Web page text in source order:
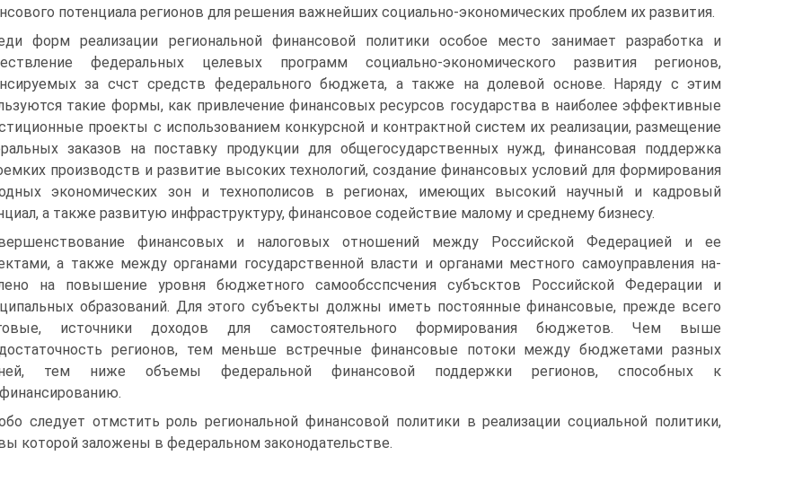
потен­циала регионов для решения важнейших социально-экономических проблем их развития.
форм реализации региональной финансовой политики особое место занимает разработка и
федеральных целевых программ социально-экономического развития регионов,
за счст средств федерального бюджета, а также на долевой основе. Наряду с этим
такие формы, как привлечение финансовых ресурсов государства в наиболее эффек­тивные
проекты с использованием конкурсной и контрактной систем их реализации, размещение
зака­зов на поставку продукции для общегосударственных нужд, финан­совая поддержка
производств и развитие высоких тех­нологий, создание финансовых условий для формирования
экономических зон и технополисов в регионах, имеющих вы­сокий научный и кадровый
а также развитую инфра­структуру, финансовое содействие малому и среднему бизнесу.
финансовых и налоговых отношений между Российской Федерацией и ее
а также между органами государственной власти и органами местного самоуправления на­
на повышение уровня бюджетного самообсспсчения субъ­сктов Российской Федерации и
образований. Для этого субъекты должны иметь постоянные финансовые, прежде всего
источники доходов для самостоятельного форми­рования бюджетов. Чем выше
регионов, тем меньше встречные финансовые потоки между бюджетами разных
тем ниже объемы федеральной финансовой поддержки регионов, способных к
следует отмстить роль региональной финансовой поли­тики в реализации социальной политики,
которой заложе­ны в федеральном законодательстве.